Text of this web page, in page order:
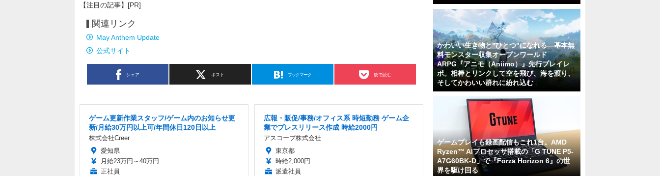
【注目の記事】[PR]
関連リンク
May Anthem Update
公式サイト
シェア ポスト ブックマーク 後で読む
ゲーム更新作業スタッフ/ゲーム内のお知らせ更
新/月給30万円以上可/年間休日120日以上
株式会社Creer
愛知県
月給23万円～40万円
正社員
広報・販促/事務/オフィス系 時短勤務 ゲーム企
業でプレスリリース作成 時給2000円
アスコープ株式会社
東京都
時給2,000円
派遣社員
かわいい生き物と"ひとつ"になれる―基本無
料モンスター収集オープンワールド
ARPG『アニモ（Aniimo）』先行プレイレ
ポ。相棒とリンクして空を飛び、海を渡り、
そしてかわいい群れに紛れ込む
ゲームプレイも録画配信もこれ1台。AMD
Ryzen™ AIプロセッサ搭載の「G TUNE P5-
A7G60BK-D」で『Forza Horizon 6』の世
界を駆け回る